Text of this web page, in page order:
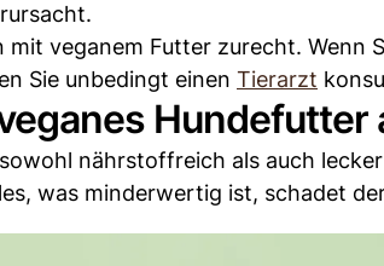
mit veganem Futter zurecht. Wenn
Sie unbedingt einen Tierarzt
Hundefutter
nährstoffreich als auch
was minderwertig ist, schadet